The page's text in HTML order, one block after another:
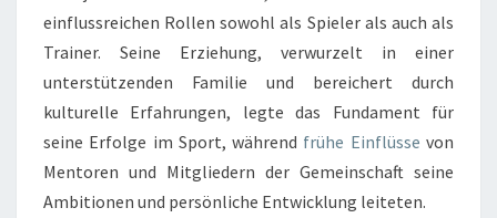
einflussreichen Rollen sowohl als Spieler als auch als
Trainer. Seine Erziehung, verwurzelt in einer
unterstützenden Familie und bereichert durch
kulturelle Erfahrungen, legte das Fundament für
seine Erfolge im Sport, während frühe Einflüsse von
Mentoren und Mitgliedern der Gemeinschaft seine
Ambitionen und persönliche Entwicklung leiteten.